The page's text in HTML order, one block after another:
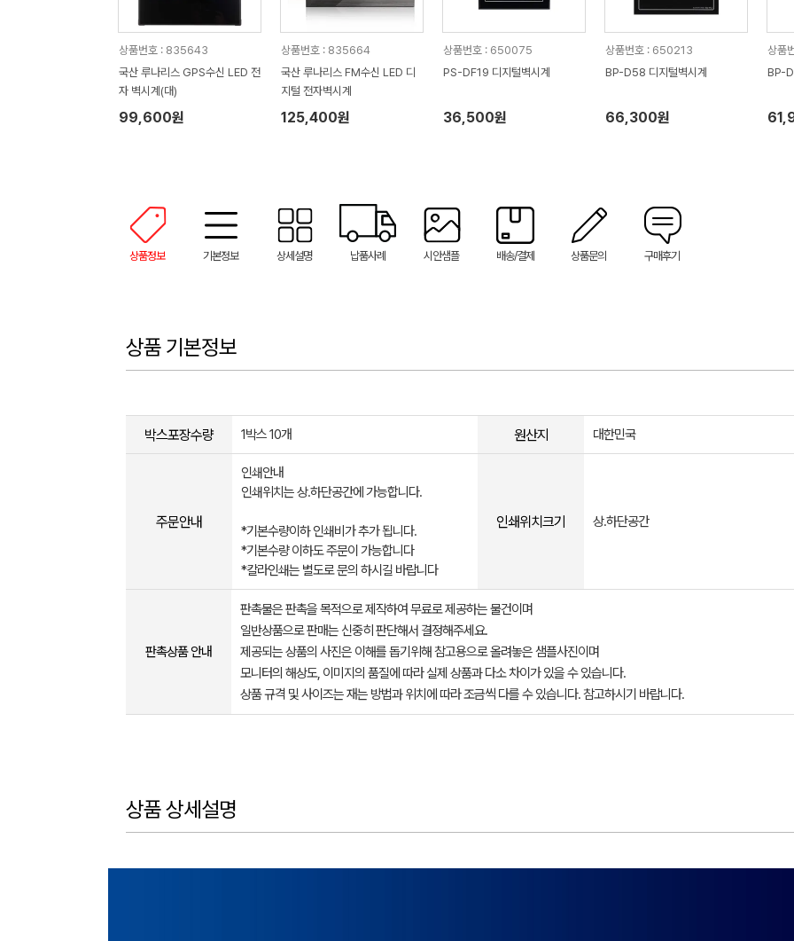
상품번호 : 835643
국산 루나리스 GPS수신 LED 전
자 벽시계(대)
99,600원
상품번호 : 835664
국산 루나리스 FM수신 LED 디
지털 전자벽시계
125,400원
상품번호 : 650075
PS-DF19 디지털벽시계
36,500원
상품번호 : 650213
BP-D58 디지털벽시계
66,300원
상품
BP-
상품정보 기본정보 상세설명 납품사례 시안샘플 배송/결제 상품문의 구매후기
상품 기본정보
박스포장수량 1박스 10개 원산지 대한민국
주문안내
인쇄안내
인쇄위치는 상.하단공간에 가능합니다.
*기본수량이하 인쇄비가 추가 됩니다.
*기본수량 이하도 주문이 가능합니다
*칼라인쇄는 별도로 문의 하시길 바랍니다
인쇄위치크기 상.하단공간
판촉상품 안내
판촉물은 판촉을 목적으로 제작하여 무료로 제공하는 물건이며
일반상품으로 판매는 신중히 판단해서 결정해주세요.
제공되는 상품의 사진은 이해를 돕기위해 참고용으로 올려놓은 샘플사진이며
모니터의 해상도, 이미지의 품질에 따라 실제 상품과 다소 차이가 있을 수 있습니다.
상품 규격 및 사이즈는 재는 방법과 위치에 따라 조금씩 다를 수 있습니다. 참고하시기 바랍니다.
상품 상세설명